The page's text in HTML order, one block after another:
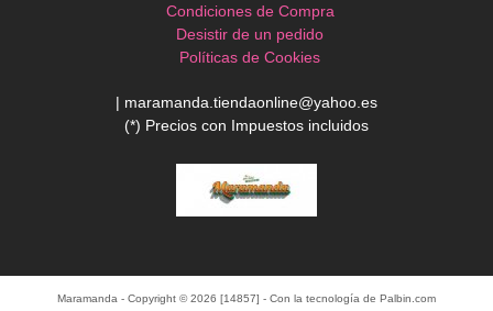
Condiciones de Compra
Desistir de un pedido
Políticas de Cookies
| maramanda.tiendaonline@yahoo.es
(*) Precios con Impuestos incluidos
Maramanda - Copyright © 2026 [14857] - Con la tecnología de Palbin.com